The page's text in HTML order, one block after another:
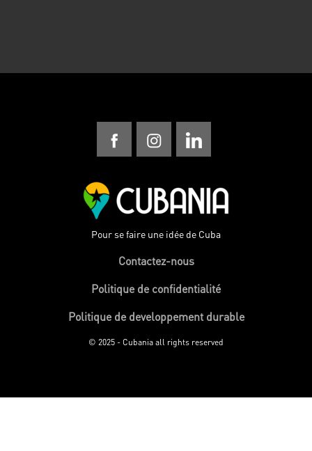
Pour se faire une idée de Cuba
Contactez-nous
Politique de confidentialité
Politique de developpement durable
© 2025 - Cubania all rights reserved